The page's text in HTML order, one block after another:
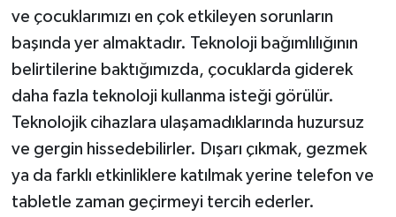
ve çocuklarımızı en çok etkileyen sorunların
başında yer almaktadır. Teknoloji bağımlılığının
belirtilerine baktığımızda, çocuklarda giderek
daha fazla teknoloji kullanma isteği görülür.
Teknolojik cihazlara ulaşamadıklarında huzursuz
ve gergin hissedebilirler. Dışarı çıkmak, gezmek
ya da farklı etkinliklere katılmak yerine telefon ve
tabletle zaman geçirmeyi tercih ederler.